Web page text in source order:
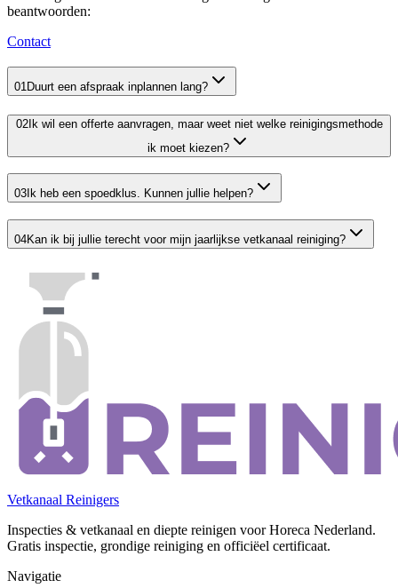
beantwoorden:
Contact
01 Duurt een afspraak inplannen lang?
02Ik wil een offerte aanvragen, maar weet niet welke reinigingsmethode
ik moet kiezen?
03 Ik heb een spoedklus. Kunnen jullie helpen?
04Kan ik bij jullie terecht voor mijn jaarlijkse vetkanaal reiniging?
Vetkanaal Reinigers
Inspecties & vetkanaal en diepte reinigen voor Horeca Nederland.
Gratis inspectie, grondige reiniging en officiëel certificaat.
Navigatie